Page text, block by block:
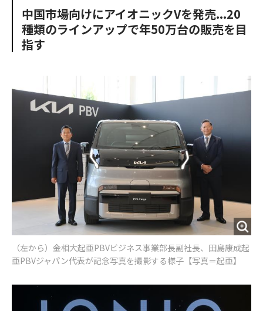
中国市場向けにアイオニックVを発売...20
種類のラインアップで年50万台の販売を目
指す
（左から）金相大起亜PBVビジネス事業部長副社長、田島康成起
亜PBVジャパン代表が記念写真を撮影する様子【写真＝起亜】